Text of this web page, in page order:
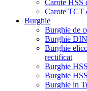
Carote HSS
Carote TCT
Burghie
Burghie de
Burghie
Burghie
rectificat
Burghie
Burghie
Burghie in